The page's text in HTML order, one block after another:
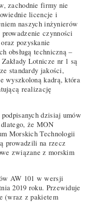
zachodnie firmy nie
licencje i
naszych inżynierów
czynności
pozyskanie
obsługą techniczną –
Lotnicze nr 1 są
standardy jakości,
wyszkoloną kadrą, która
realizację
dzisiaj umów
że MON
Morskich Technologii
prowadzili na rzecz
związane z morskim
AW 101 w wersji
2019 roku. Przewiduje
(wraz z pakietem